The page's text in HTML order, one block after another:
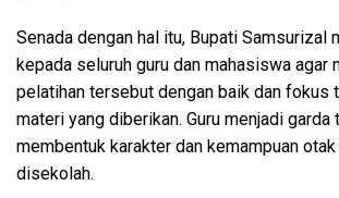
Senada dengan hal itu, Bupati Samsurizal
kepada seluruh guru dan mahasiswa agar
pelatihan tersebut dengan baik dan fokus
materi yang diberikan. Guru menjadi garda
membentuk karakter dan kemampuan
disekolah.